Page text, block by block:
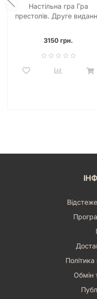
розуміння її захоплень.
доповненням до колекції
тільки починають свій
Мішечок для кубиків «Гра
сильно ви цінуєте
захищаючи найцінніше!
Настільна гра Гра
престолів. Друге
Edition)
3150 грн.
Політика
Обмін